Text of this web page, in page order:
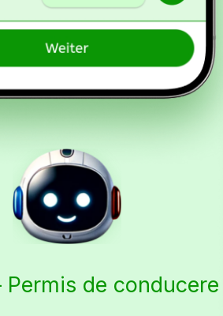
Permis de conducere